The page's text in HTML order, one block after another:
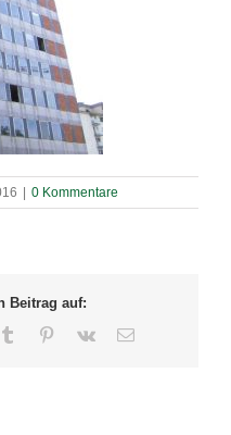
0 Kommentare
Beitrag auf:
Tumblr Pinterest
Vk
E-